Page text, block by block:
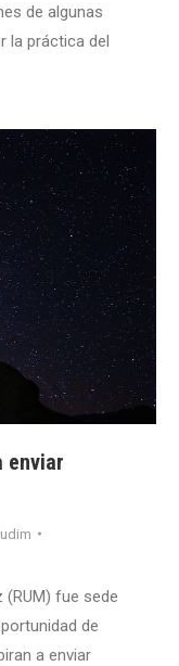
de algunas
la práctica del
enviar
(RUM) fue sede
de
a enviar